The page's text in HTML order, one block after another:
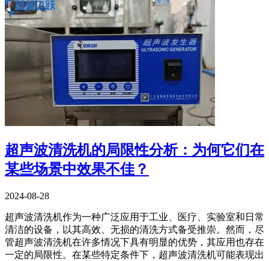
超声波清洗机的局限性分析：为何它们在
某些场景中效果不佳？
2024-08-28
超声波清洗机作为一种广泛应用于工业、医疗、实验室和日常
清洁的设备，以其高效、无损的清洗方式备受推崇。然而，尽
管超声波清洗机在许多情况下具有明显的优势，其应用也存在
一定的局限性。在某些特定条件下，超声波清洗机可能表现出